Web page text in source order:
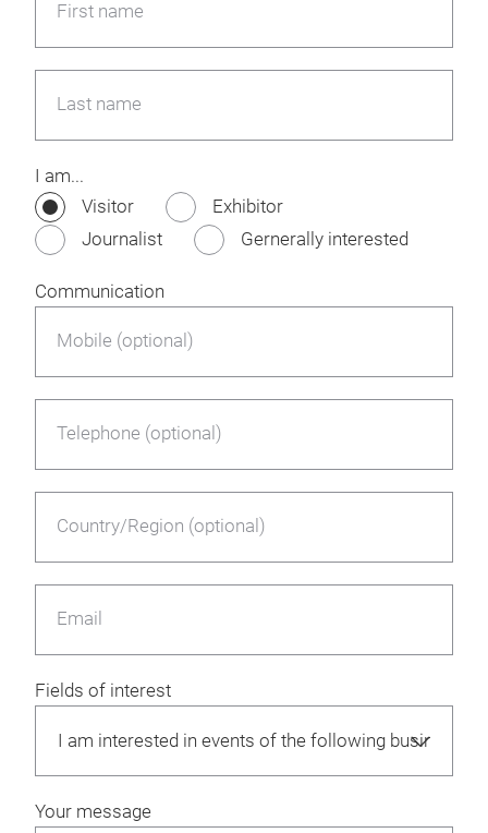
First name
Last name
I am...
Visitor
Exhibitor
Journalist
Gernerally interested
Communication
Mobile (optional)
Telephone (optional)
Country/Region (optional)
Email
Fields of interest
Your message